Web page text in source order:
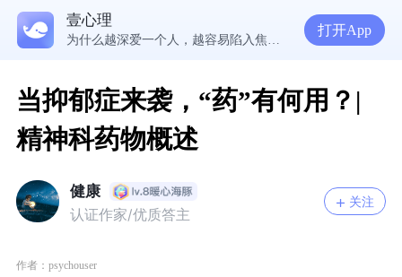
壹心理
5300万人在这里获得专业心理帮助
打开App
当抑郁症来袭，“药”有何用？|
精神科药物概述
健康
认证作家/优质答主
关注
作者： psychouser